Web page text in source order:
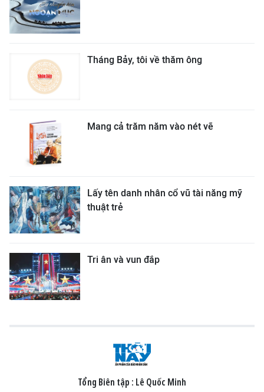
Tháng Bảy, tôi về thăm ông
Mang cả trăm năm vào nét vẽ
Lấy tên danh nhân cổ vũ tài năng mỹ
thuật trẻ
Tri ân và vun đắp
Tổng Biên tập : Lê Quốc Minh